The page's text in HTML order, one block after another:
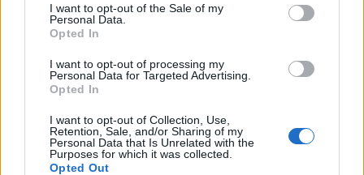
I want to opt-out of the Sale of my
Personal Data.
Opted In
I want to opt-out of processing my
Personal Data for Targeted Advertising.
Opted In
I want to opt-out of Collection, Use,
Retention, Sale, and/or Sharing of my
Personal Data that Is Unrelated with the
Purposes for which it was collected.
Opted Out